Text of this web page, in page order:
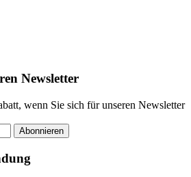
Newsletter
wenn Sie sich für unseren Newsletter
Abonnieren